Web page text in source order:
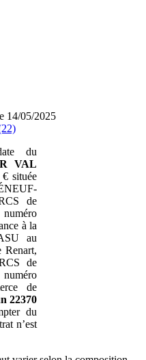
14/05/2025
du
VAL
située
de
à la
au
Renart,
de
de
22370
du
n’est